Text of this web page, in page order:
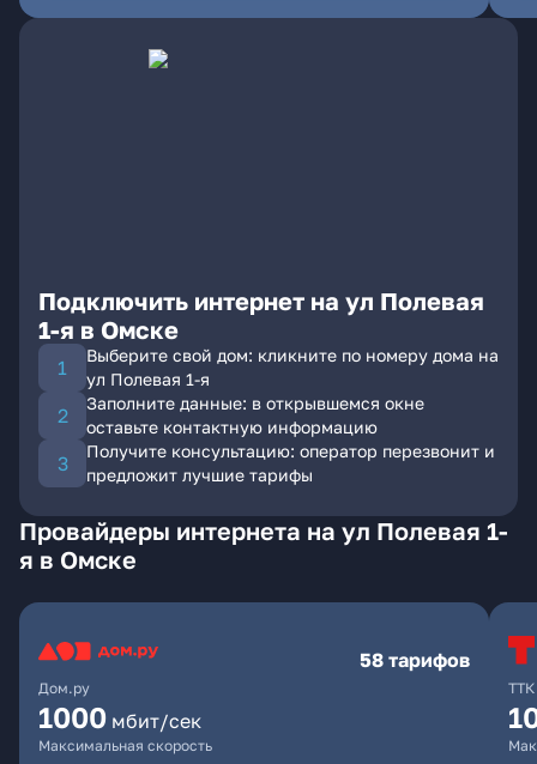
Подключить интернет на ул Полевая
1-я в Омске
Выберите свой дом: кликните по номеру дома на
ул Полевая 1-я
Заполните данные: в открывшемся окне
оставьте контактную информацию
Получите консультацию: оператор перезвонит и
предложит лучшие тарифы
Провайдеры интернета на ул Полевая 1-
я в Омске
Дом.ру
58 тарифов
1000 мбит/сек
Максимальная скорость
ТТК